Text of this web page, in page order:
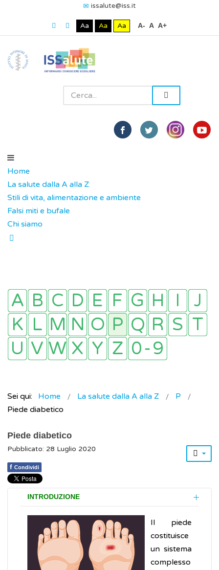
issalute@iss.it
Aa Aa Aa A- A A+
Home
La salute dalla A alla Z
Stili di vita, alimentazione e ambiente
Falsi miti e bufale
Chi siamo
Sei qui: Home La salute dalla A alla Z
P
Piede diabetico
Piede diabetico
Pubblicato: 28 Luglio 2020
f Condividi
INTRODUZIONE
Il piede
costituisce
un sistema
complesso